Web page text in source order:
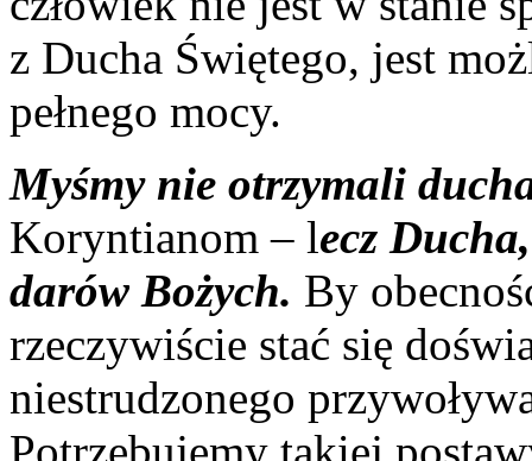
z Ducha Świętego, jest
pełnego mocy.
Myśmy nie otrzymali
Koryntianom – lecz
darów Bożych. By
rzeczywiście stać się
niestrudzonego
Potrzebujemy takiej